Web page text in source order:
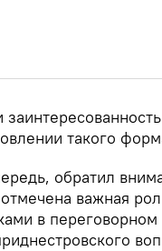
такого
обратил
важная
в переговорном